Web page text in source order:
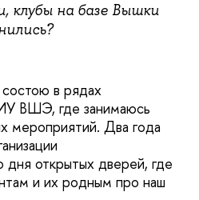
клубы на базе Вышки
в рядах
ВШЭ, где занимаюсь
мероприятий. Два года
дня открытых дверей, где
и их родным про наш